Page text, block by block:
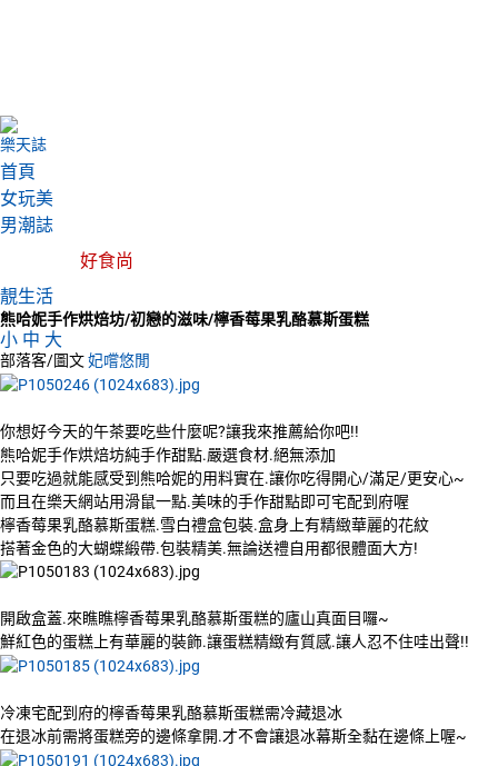
樂天誌
首頁
女玩美
男潮誌
好食尚
靚生活
熊哈妮手作烘焙坊/初戀的滋味/檸香莓果乳酪慕斯蛋糕
小 中 大
部落客/圖文妃嚐悠閒
你想好今天的午茶要吃些什麼呢?讓我來推薦給你吧!!
熊哈妮手作烘焙坊純手作甜點.嚴選食材.絕無添加
只要吃過就能感受到熊哈妮的用料實在.讓你吃得開心/滿足/更安心~
而且在樂天網站用滑鼠一點.美味的手作甜點即可宅配到府喔
檸香莓果乳酪慕斯蛋糕.雪白禮盒包裝.盒身上有精緻華麗的花紋
搭著金色的大蝴蝶緞帶.包裝精美.無論送禮自用都很體面大方!
開啟盒蓋.來瞧瞧檸香莓果乳酪慕斯蛋糕的廬山真面目囉~
鮮紅色的蛋糕上有華麗的裝飾.讓蛋糕精緻有質感.讓人忍不住哇出聲!!
冷凍宅配到府的檸香莓果乳酪慕斯蛋糕需冷藏退冰
在退冰前需將蛋糕旁的邊條拿開.才不會讓退冰幕斯全黏在邊條上喔~